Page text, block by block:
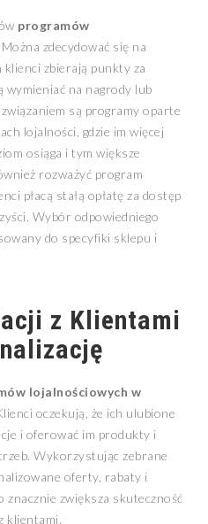
programów
Można zdecydować się na
zbierają punkty za
wymieniać na nagrody lub
są programy oparte
lojalności, gdzie im więcej
osiąga i tym większe
rozważyć program
płacą stałą opłatę za dostęp
Wybór odpowiedniego
do specyfiki sklepu i
z Klientami
lojalnościowych w
oczekują, że ich ulubione
i oferować im produkty i
Wykorzystując zebrane
oferty, rabaty i
zwiększa skuteczność
klientami.